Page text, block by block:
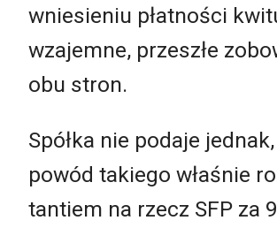
wniesieniu płatności
wzajemne, przeszłe
obu stron.
Spółka nie podaje
powód takiego właśnie
tantiem na rzecz SFP za